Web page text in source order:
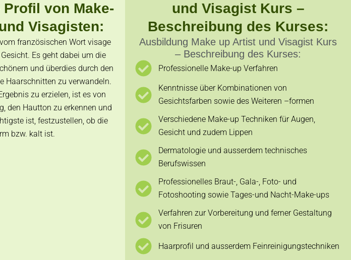
von Make-
Visagisten:
französischen Wort visage
Es geht dabei um die
und überdies durch den
Haarschnitten zu verwandeln.
zu erzielen, ist es von
den Hautton zu erkennen und
ist, festzustellen, ob die
bzw. kalt ist.
und Visagist Kurs –
Beschreibung des Kurses:
Ausbildung Make up Artist und Visagist Kurs
– Beschreibung des Kurses:
Professionelle Make-up Verfahren
Kenntnisse über Kombinationen von
Gesichtsfarben sowie des Weiteren –formen
Verschiedene Make-up Techniken für Augen,
Gesicht und zudem Lippen
Dermatologie und ausserdem technisches
Berufswissen
Professionelles Braut-, Gala-, Foto- und
Fotoshooting sowie Tages-und Nacht-Make-ups
Verfahren zur Vorbereitung und ferner Gestaltung
von Frisuren
Haarprofil und ausserdem Feinreinigungstechniken